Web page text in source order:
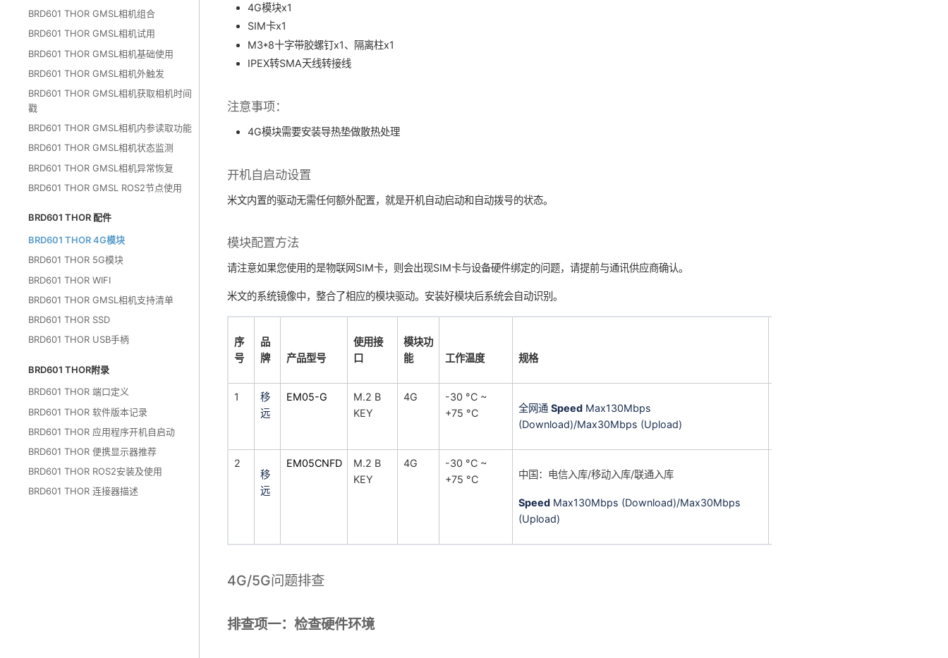
BRD601 THOR GMSL相机组合
BRD601 THOR GMSL相机试用
BRD601 THOR GMSL相机基础使用
BRD601 THOR GMSL相机外触发
BRD601 THOR GMSL相机获取相机时间
戳
BRD601 THOR GMSL相机内参读取功能
BRD601 THOR GMSL相机状态监测
BRD601 THOR GMSL相机异常恢复
BRD601 THOR GMSL ROS2节点使用
BRD601 THOR 配件
BRD601 THOR 4G模块
BRD601 THOR 5G模块
BRD601 THOR WIFI
BRD601 THOR GMSL相机支持清单
BRD601 THOR SSD
BRD601 THOR USB手柄
BRD601 THOR附录
BRD601 THOR 端口定义
BRD601 THOR 软件版本记录
BRD601 THOR 应用程序开机自启动
BRD601 THOR 便携显示器推荐
BRD601 THOR ROS2安装及使用
BRD601 THOR 连接器描述
4G模块x1
SIM卡x1
M3*8十字带胶螺钉x1、隔离柱x1
IPEX转SMA天线转接线
注意事项：
4G模块需要安装导热垫做散热处理
开机自启动设置
米文内置的驱动无需任何额外配置，就是开机自动启动和自动拨号的状态。
模块配置方法
请注意如果您使用的是物联网SIM卡，则会出现SIM卡与设备硬件绑定的问题，请提前与通讯供应商确认。
米文的系统镜像中，整合了相应的模块驱动。安装好模块后系统会自动识别。
序
号
品
牌
产品型号
使用接
口
模块功
能
工作温度 规格
1
移
远
EM05-G
M.2 B
KEY
4G
-30 °C ~
+75 °C
全网通 Speed Max130Mbps
(Download)/Max30Mbps (Upload)
2
移
远
EM05CNFD
M.2 B
KEY
4G
-30 °C ~
+75 °C
中国： 电信入库/移动入库/联通入库
Speed Max130Mbps (Download)/Max30Mbps
(Upload)
4G/5G问题排查
排查项一：检查硬件环境